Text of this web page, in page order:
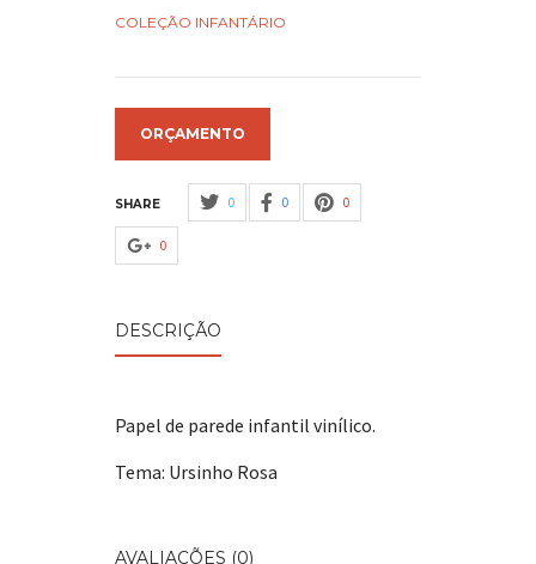
COLEÇÃO INFANTÁRIO
ORÇAMENTO
SHARE 0 0 0
0
DESCRIÇÃO
Papel de parede infantil vinílico.
Tema: Ursinho Rosa
AVALIAÇÕES (0)